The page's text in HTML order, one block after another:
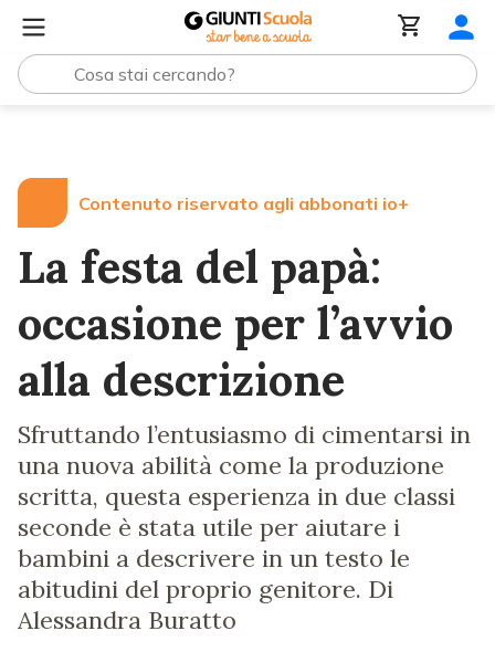
Contenuto riservato agli abbonati io+
La festa del papà:
occasione per l’avvio
alla descrizione
Sfruttando l’entusiasmo di cimentarsi in
una nuova abilità come la produzione
scritta, questa esperienza in due classi
seconde è stata utile per aiutare i
bambini a descrivere in un testo le
abitudini del proprio genitore. Di
Alessandra Buratto